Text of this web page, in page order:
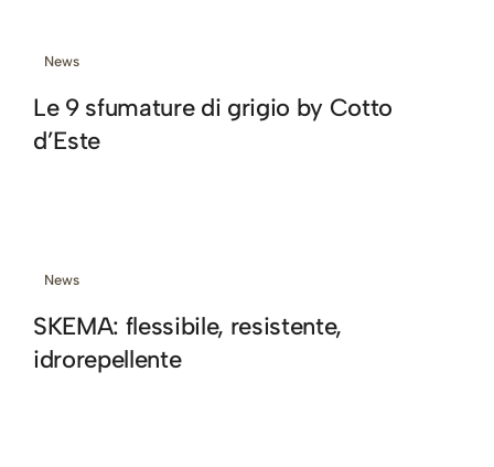
News
Le 9 sfumature di grigio by Cotto
d’Este
News
SKEMA: flessibile, resistente,
idrorepellente